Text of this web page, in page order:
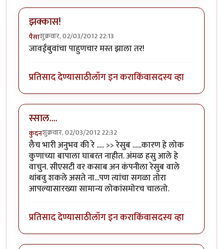
झक्कास!
पैसाशुक्रवार, 02/03/2012 22:13
जावईबुवांचा पाहुणचार मस्त झाला तर!
प्रतिसाद देण्यासाठीलॉग इन कराकिंवासदस्य व्हा
स्साल....
कुंदनशुक्रवार, 02/03/2012 22:32
लैच भारी अनुभव की रे ..... >> रेसुब ......कारण हे लोक
कुणाच्या बापाला घाबरत नाहीत. अंमळ हसु आले हे
वाचुन. सीएसटी वर कसाब अन कंपनीला रेसुब वाले
थांबवु शकले असते ना...पण त्यांचा सगळा तोरा
आपल्यासारख्या सामान्य लोकांसमोरच चालतो.
प्रतिसाद देण्यासाठीलॉग इन कराकिंवासदस्य व्हा